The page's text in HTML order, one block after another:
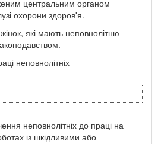
центральним органом
охорони здоров'я.
які мають неповнолітню
неповнолітніх
неповнолітніх до праці на
із шкідливими або